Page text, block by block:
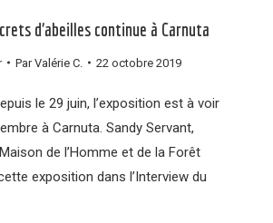
d’abeilles continue à Carnuta
ParValérie C. 22 octobre 2019
le 29 juin, l’exposition est à voir
à Carnuta. Sandy Servant,
de l’Homme et de la Forêt
exposition dans l’Interview du